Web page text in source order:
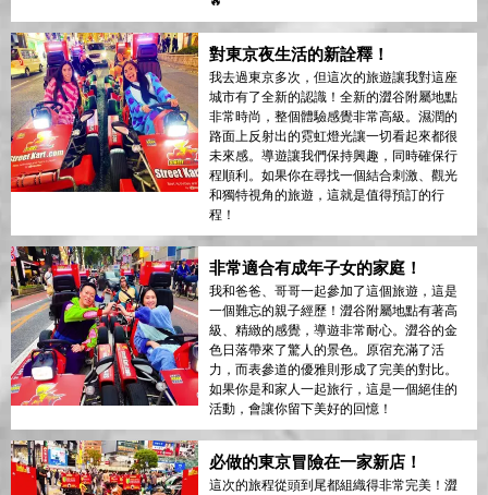
對東京夜生活的新詮釋！
我去過東京多次，但這次的旅遊讓我對這座
城市有了全新的認識！全新的澀谷附屬地點
非常時尚，整個體驗感覺非常高級。濕潤的
路面上反射出的霓虹燈光讓一切看起來都很
未來感。導遊讓我們保持興趣，同時確保行
程順利。如果你在尋找一個結合刺激、觀光
和獨特視角的旅遊，這就是值得預訂的行
程！
非常適合有成年子女的家庭！
我和爸爸、哥哥一起參加了這個旅遊，這是
一個難忘的親子經歷！澀谷附屬地點有著高
級、精緻的感覺，導遊非常耐心。澀谷的金
色日落帶來了驚人的景色。原宿充滿了活
力，而表參道的優雅則形成了完美的對比。
如果你是和家人一起旅行，這是一個絕佳的
活動，會讓你留下美好的回憶！
必做的東京冒險在一家新店！
這次的旅程從頭到尾都組織得非常完美！澀